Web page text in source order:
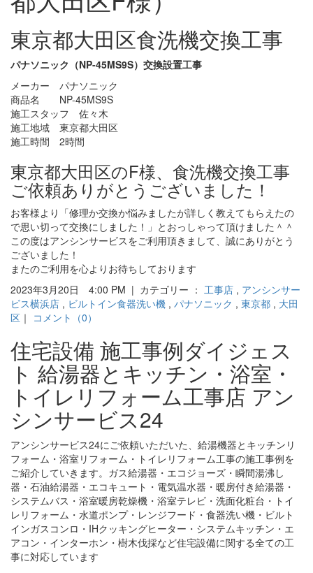
東京都大田区食洗機交換工事
パナソニック（NP-45MS9S）交換設置工事
メーカー パナソニック
商品名 NP-45MS9S
施工スタッフ 佐々木
施工地域 東京都大田区
施工時間 2時間
東京都大田区のF様、食洗機交換工事
ご依頼ありがとうございました！
お客様より「修理か交換か悩みましたが詳しく教えてもらえたの
で思い切って交換にしました！」とおっしゃって頂けました＾＾
この度はアンシンサービスをご利用頂きまして、誠にありがとう
ございました！
またのご利用を心よりお待ちしております
2023年3月20日 4:00 PM | カテゴリー ： 工事店 , アンシンサー
ビス横浜店 , ビルトイン食器洗い機 , パナソニック , 東京都 , 大田
区 ｜ コメント（0）
住宅設備 施工事例ダイジェス
ト 給湯器とキッチン・浴室・
トイレリフォーム工事店 アン
シンサービス24
アンシンサービス24にご依頼いただいた、給湯機器とキッチンリ
フォーム・浴室リフォーム・トイレリフォーム工事の施工事例を
ご紹介していきます。ガス給湯器・エコジョーズ・瞬間湯沸し
器・石油給湯器・エコキュート・電気温水器・暖房付き給湯器・
システムバス・浴室暖房乾燥機・浴室テレビ・洗面化粧台・トイ
レリフォーム・水道ポンプ・レンジフード・食器洗い機・ビルト
インガスコンロ・IHクッキングヒーター・システムキッチン・エ
アコン・インターホン・樹木伐採など住宅設備に関する全ての工
事に対応しています